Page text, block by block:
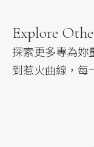
Explore
探索更多專為妳
到惹火曲線，每